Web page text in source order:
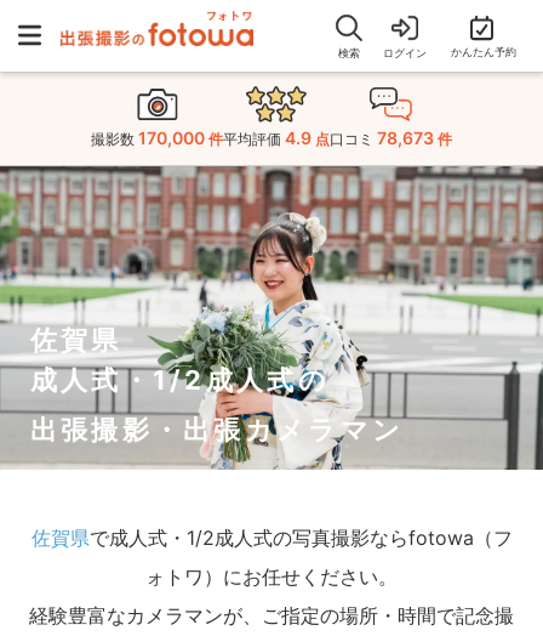
検索 ログイン かんたん予約
撮影数 170,000 件平均評価 4.9 点口コミ 78,673 件
佐賀県
成人式・1/2成人式の
出張撮影・出張カメラマン
佐賀県で成人式・1/2成人式の写真撮影ならfotowa（フ
ォトワ）にお任せください。
経験豊富なカメラマンが、ご指定の場所・時間で記念撮